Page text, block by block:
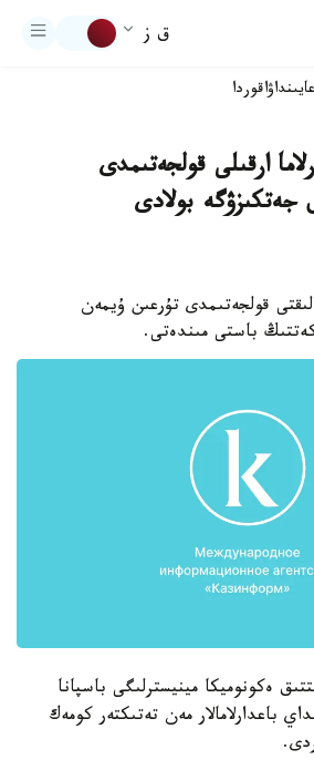
ق ز
اقوردا
ارقىلى قولجەتىمدى
جەتكىزۋگە بولادى
قولجەتىمدى تۇرعىن ۇيمەن
باستى مىندەتى.
ەكونوميكا مينيسترلىگى باسپانا
باعدارلامالار مەن تەتىكتەر كومەك